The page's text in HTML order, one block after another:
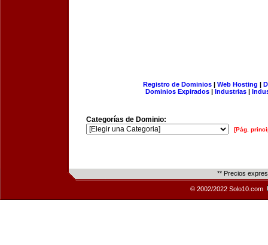
Registro de Dominios| Web Hosting |
Dominios Expirados | Industrias |
Categorías de Dominio:
[Pág.
** Precios
© 2002/2022 Solo10.com